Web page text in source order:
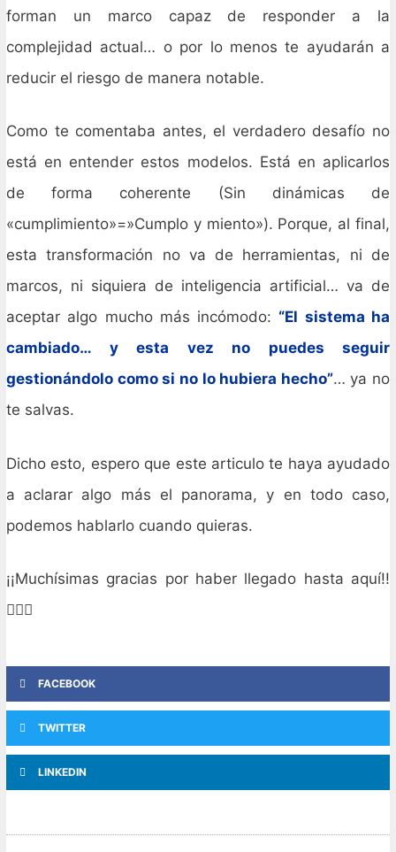
forman un marco capaz de responder a la
complejidad actual… o por lo menos te ayudarán a
reducir el riesgo de manera notable.
Como te comentaba antes, el verdadero desafío no
está en entender estos modelos. Está en aplicarlos
de forma coherente (Sin dinámicas de
«cumplimiento»=»Cumplo y miento»). Porque, al final,
esta transformación no va de herramientas, ni de
marcos, ni siquiera de inteligencia artificial… va de
aceptar algo mucho más incómodo: “El sistema ha
cambiado… y esta vez no puedes seguir
gestionándolo como si no lo hubiera hecho”… ya no
te salvas.
Dicho esto, espero que este articulo te haya ayudado
a aclarar algo más el panorama, y en todo caso,
podemos hablarlo cuando quieras.
¡¡Muchísimas gracias por haber llegado hasta aquí!!
✌🏻🙂
FACEBOOK
TWITTER
LINKEDIN